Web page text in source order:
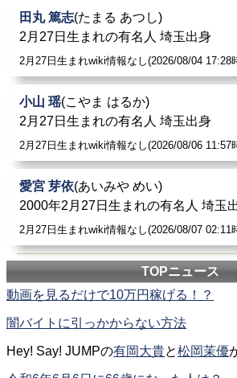
田丸 篤志(たまる あつし)
2月27日生まれの有名人 埼玉出身
2月27日生まれwiki情報なし(2026/08/04 17:28
小山 瑶(こやま はるか)
2月27日生まれの有名人 埼玉出身
2月27日生まれwiki情報なし(2026/08/06 11:57
愛宮 芽依(あいみや めい)
2000年2月27日生まれの有名人 埼玉
2月27日生まれwiki情報なし(2026/08/07 02:11
TOPニュース
動画を見るだけで10万円稼げる！？
闇バイトに引っかからない方法
Hey! Say! JUMPの有岡大貴と松岡茉優